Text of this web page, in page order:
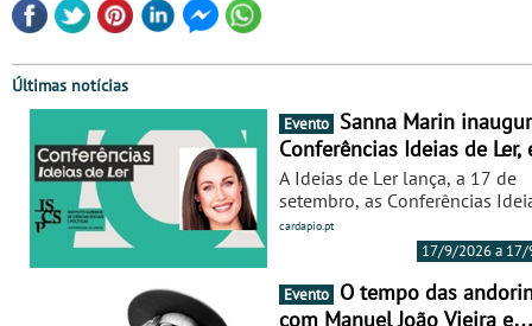
Últimas notícias
Evento
Conferências Ideias de Ler,
Lisboa - Antiga primeira-
ministra da Finlândia é a
convidada da primeira
do novo ciclo de debates
nosso tempo
A Ideias de Ler lança, a 17 de
setembro, as Conferências
Ler, um novo espaço de
debate que pretende reunir
académicos, decisores e
personalidades de referência
torno das questões que marcam
cardapio.pt
17/9/2026 a
Evento
com Manuel João Vieira e